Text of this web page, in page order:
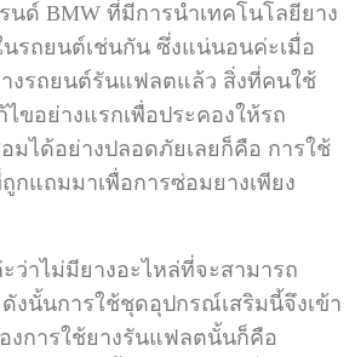
นด์ BMW ที่มีการนำเทคโนโลยียาง
รถยนต์เช่นกัน ซึ่งแน่นอนค่ะเมื่อ
งรถยนต์รันแฟลตแล้ว สิ่งที่คนใช้
ขอย่างแรกเพื่อประคองให้รถ
มได้อย่างปลอดภัยเลยก็คือ การใช้
แถมมาเพื่อการซ่อมยางเพียง
ว่าไม่มียางอะไหล่ที่จะสามารถ
ดังนั้นการใช้ชุดอุปกรณ์เสริมนี้จึงเข้า
การใช้ยางรันแฟลตนั้นก็คือ